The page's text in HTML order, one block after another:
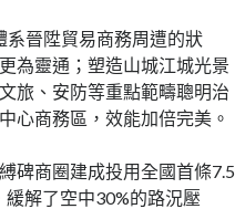
系晉陞貿易商務周遭的狀
為靈通；塑造山城江城光景
旅、安防等重點範疇聰明治
心商務區，效能加倍完美。
碑商圈建成投用全國首條7.5
解了空中30%的路況壓